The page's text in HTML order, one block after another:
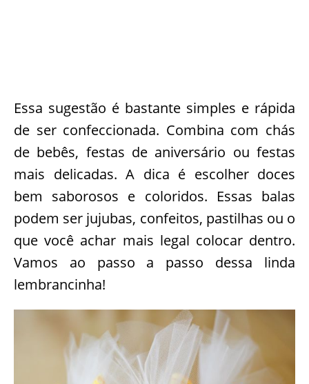
Essa sugestão é bastante simples e rápida
de ser confeccionada. Combina com chás
de bebês, festas de aniversário ou festas
mais delicadas. A dica é escolher doces
bem saborosos e coloridos. Essas balas
podem ser jujubas, confeitos, pastilhas ou o
que você achar mais legal colocar dentro.
Vamos ao passo a passo dessa linda
lembrancinha!